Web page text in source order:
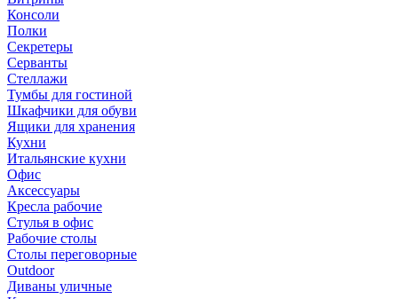
Консоли
Полки
Секретеры
Серванты
Стеллажи
Тумбы для гостиной
Шкафчики для обуви
Ящики для хранения
Кухни
Итальянские кухни
Офис
Аксессуары
Кресла рабочие
Стулья в офис
Рабочие столы
Столы переговорные
Outdoor
Диваны уличные